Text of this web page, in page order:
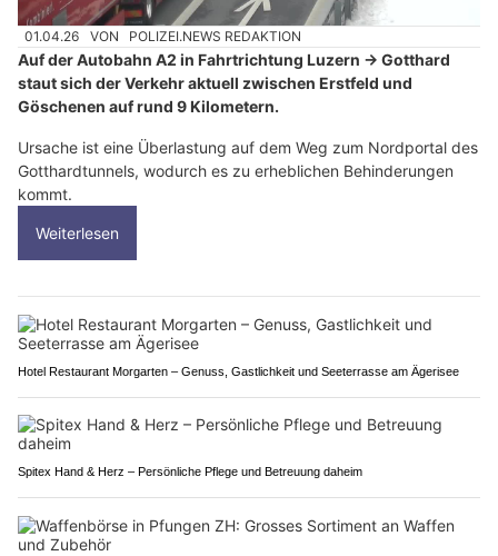
01.04.26 VON POLIZEI.NEWS REDAKTION
Auf der Autobahn A2 in Fahrtrichtung Luzern → Gotthard
staut sich der Verkehr aktuell zwischen Erstfeld und
Göschenen auf rund 9 Kilometern.
Ursache ist eine Überlastung auf dem Weg zum Nordportal des
Gotthardtunnels, wodurch es zu erheblichen Behinderungen
kommt.
Weiterlesen
Hotel Restaurant Morgarten – Genuss, Gastlichkeit und Seeterrasse am Ägerisee
Spitex Hand & Herz – Persönliche Pflege und Betreuung daheim